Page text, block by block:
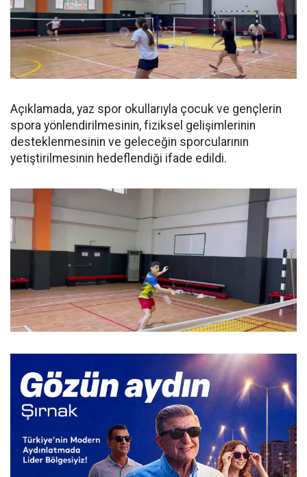
Açıklamada, yaz spor okullarıyla çocuk ve gençlerin
spora yönlendirilmesinin, fiziksel gelişimlerinin
desteklenmesinin ve geleceğin sporcularının
yetiştirilmesinin hedeflendiği ifade edildi.